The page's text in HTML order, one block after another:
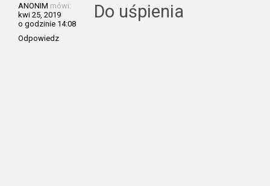
ANONIM mówi:
kwi 25, 2019
o godzinie 14:08
Odpowiedz
Do uśpienia